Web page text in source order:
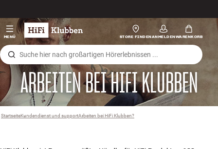
MENÜ STORE FINDENANMELDENWARENKORB
Hi-Fi
Lautsprecher
Plattenspieler
Kopfhörer
Startseite ›
Kundendienst und support ›
Arbeiten bei HiFi Klubben?
ARBEITEN BEI HIFI KLUBBEN